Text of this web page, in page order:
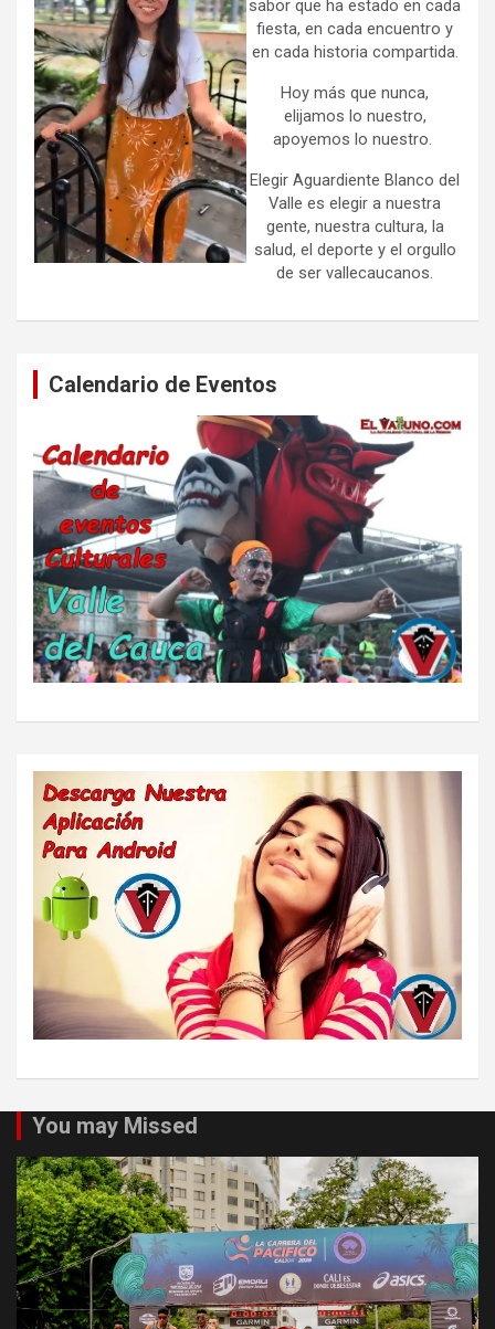
sabor que ha estado en cada
fiesta, en cada encuentro y
en cada historia compartida.
Hoy más que nunca,
elijamos lo nuestro,
apoyemos lo nuestro.
Elegir Aguardiente Blanco del
Valle es elegir a nuestra
gente, nuestra cultura, la
salud, el deporte y el orgullo
de ser vallecaucanos.
Calendario de Eventos
You may Missed